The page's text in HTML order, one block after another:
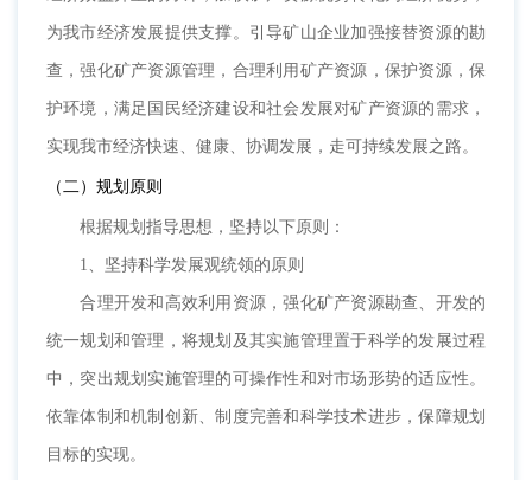
为我市经济发展提供支撑。引导矿山企业加强接替资源的勘
查，强化矿产资源管理，合理利用矿产资源，保护资源，保
护环境，满足国民经济建设和社会发展对矿产资源的需求，
实现我市经济快速、健康、协调发展，走可持续发展之路。
（二）规划原则
根据规划指导思想，坚持以下原则：
1、坚持科学发展观统领的原则
合理开发和高效利用资源，强化矿产资源勘查、开发的
统一规划和管理，将规划及其实施管理置于科学的发展过程
中，突出规划实施管理的可操作性和对市场形势的适应性。
依靠体制和机制创新、制度完善和科学技术进步，保障规划
目标的实现。